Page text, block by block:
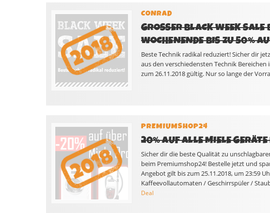
CONRAD
GROSSER BLACK WEEK SALE
OCHENENDE BIS ZU 50%
Beste Technik radikal reduziert! Sicher dir
aus den verschiedensten Technik
zum 26.11.2018 gültig. Nur so lange der
PREMIUMSHOP24
20% AUF ALLE MIELE
Sicher dir die beste Qualität zu
beim Premiumshop24! Bestelle jetzt und
Angebot gilt bis zum 25.11.2018, um 23:59
Kaffeevollautomaten / Geschirrspüler /
Deal